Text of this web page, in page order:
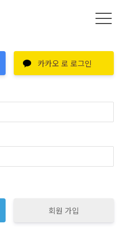
카카오 로 로그인
회원 가입